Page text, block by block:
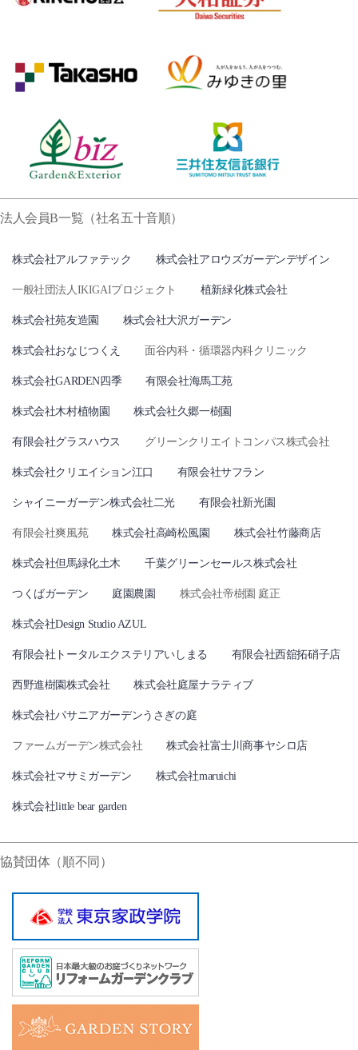
法人会員B一覧（社名五十音順）
株式会社アルファテック 株式会社アロウズガーデンデザイン
一般社団法人IKIGAIプロジェクト 植新緑化株式会社
株式会社苑友造園 株式会社大沢ガーデン
株式会社おなじつくえ 面谷内科・循環器内科クリニック
株式会社GARDEN四季 有限会社海馬工苑
株式会社木村植物園 株式会社久郷一樹園
有限会社グラスハウス グリーンクリエイトコンパス株式会社
株式会社クリエイション江口 有限会社サフラン
シャイニーガーデン株式会社二光 有限会社新光園
有限会社爽風苑 株式会社高崎松風園 株式会社竹藤商店
株式会社但馬緑化土木 千葉グリーンセールス株式会社
つくばガーデン 庭園農園 株式会社帝樹園 庭正
株式会社Design Studio AZUL
有限会社トータルエクステリアいしまる 有限会社西舘拓硝子店
西野進樹園株式会社 株式会社庭屋ナラティブ
株式会社パサニアガーデンうさぎの庭
ファームガーデン株式会社 株式会社富士川商事ヤシロ店
株式会社マサミガーデン 株式会社maruichi
株式会社little bear garden
協賛団体（順不同）